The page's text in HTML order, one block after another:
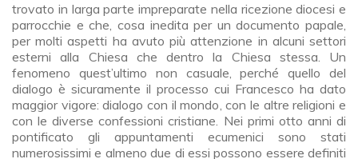
trovato in larga parte impreparate nella ricezione diocesi e
parrocchie e che, cosa inedita per un documento papale,
per molti aspetti ha avuto più attenzione in alcuni settori
esterni alla Chiesa che dentro la Chiesa stessa. Un
fenomeno quest’ultimo non casuale, perché quello del
dialogo è sicuramente il processo cui Francesco ha dato
maggior vigore: dialogo con il mondo, con le altre religioni e
con le diverse confessioni cristiane. Nei primi otto anni di
pontificato gli appuntamenti ecumenici sono stati
numerosissimi e almeno due di essi possono essere definiti